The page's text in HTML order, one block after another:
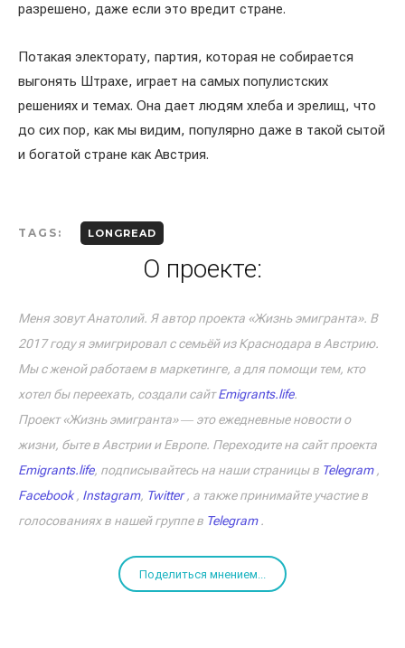
разрешено, даже если это вредит стране.
Потакая электорату, партия, которая не собирается
выгонять Штрахе, играет на самых популистских
решениях и темах. Она дает людям хлеба и зрелищ, что
до сих пор, как мы видим, популярно даже в такой сытой
и богатой стране как Австрия.
TAGS: LONGREAD
О проекте:
Меня зовут Анатолий. Я автор проекта «Жизнь эмигранта». В
2017 году я эмигрировал с семьёй из Краснодара в Австрию.
Мы с женой работаем в маркетинге, а для помощи тем, кто
хотел бы переехать, создали сайтEmigrants.life.
Проект «Жизнь эмигранта» ― это ежедневные новости о
жизни, быте в Австрии и Европе. Переходите на сайт проекта
Emigrants.life, подписывайтесь на наши страницы в Telegram,
Facebook, Instagram, Twitter, а также принимайте участие в
голосованиях в нашей группе в Telegram.
Поделиться мнением...